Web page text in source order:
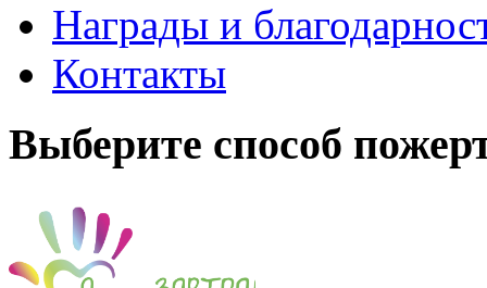
Награды и
Контакты
Выберите способ